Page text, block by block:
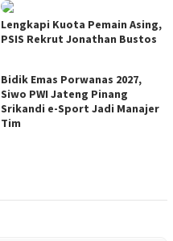
Lengkapi Kuota Pemain Asing,
PSIS Rekrut Jonathan Bustos
Bidik Emas Porwanas 2027,
Siwo PWI Jateng Pinang
Srikandi e-Sport Jadi Manajer
Tim